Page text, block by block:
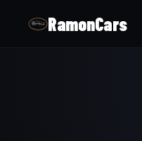
RamonCars